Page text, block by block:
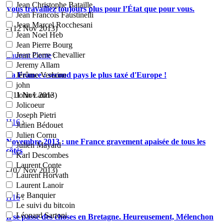
Jean Christophe Bataille
Jean Francois Faustinelli
Jean Marcel Rocchesani
Jean Noel Heb
Jean Pierre Bourg
Jean Pierre Chevallier
Jeremy Allam
Jérôme Verlaine
john
John Laurie
Jolicoeur
Joseph Pietri
Julien Bédouet
Julien Cornu
Julien Mayard
Karl Descombes
Laurent Conte
Laurent Horvath
Laurent Lanoir
Le Banquier
Le suivi du bitcoin
Léonard Sartoni
Vous travaillez toujours plus pour l’État que pour vous.
- (12 Nov 2013)
Laurent Conte:
La France : second pays le plus taxé d'Europe !
- (11 Nov 2013)
H16:
Novembre 2013 : une France gravement apaisée de tous les
côtés
- (07 Nov 2013)
H16:
Il se passe des choses en Bretagne. Heureusement, Mélenchon